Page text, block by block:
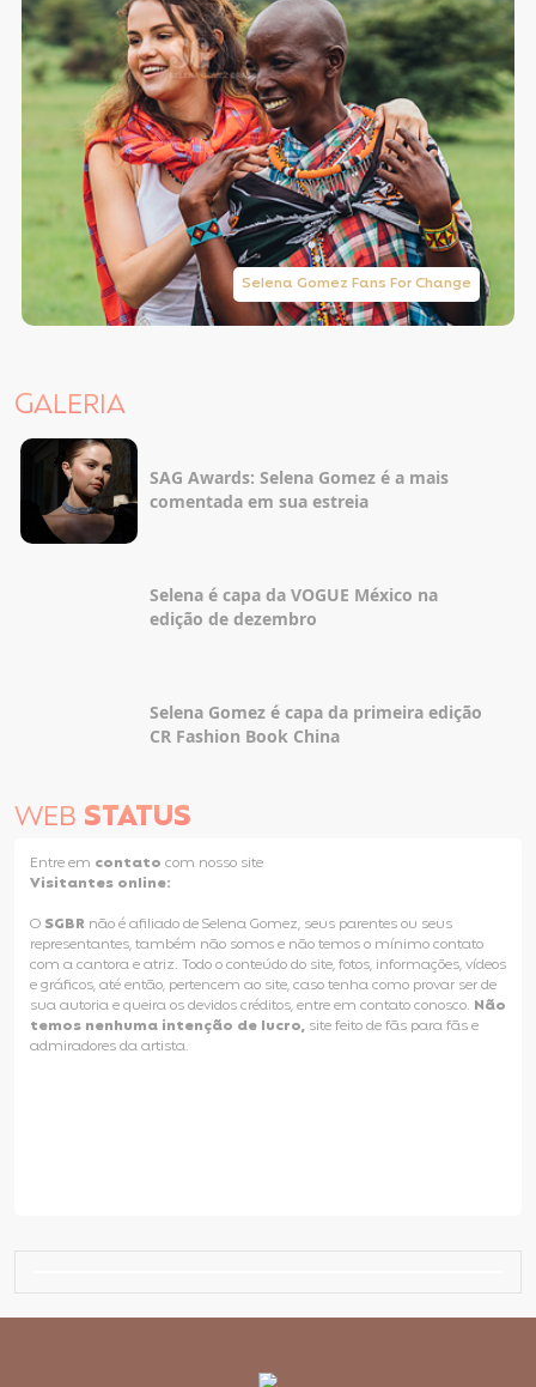
Selena Gomez Fans For Change
GALERIA
SAG Awards: Selena Gomez é a mais
comentada em sua estreia
Selena é capa da VOGUE México na
edição de dezembro
Selena Gomez é capa da primeira edição
CR Fashion Book China
WEB STATUS
Entre em contato com nosso site
Visitantes online:
O SGBR não é afiliado de Selena Gomez, seus parentes ou seus
representantes, também não somos e não temos o mínimo contato
com a cantora e atriz. Todo o conteúdo do site, fotos, informações, vídeos
e gráficos, até então, pertencem ao site, caso tenha como provar ser de
sua autoria e queira os devidos créditos, entre em contato conosco. Não
temos nenhuma intenção de lucro, site feito de fãs para fãs e
admiradores da artista.